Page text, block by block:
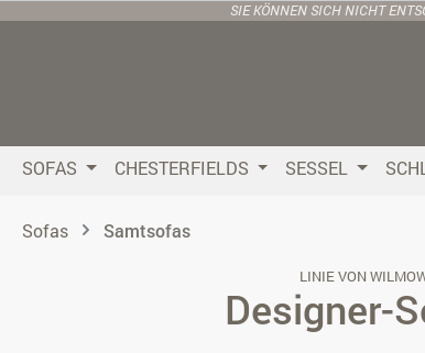
Hauptinhalt springen
Zur Suche springen
Zur Hauptnavigation springen
SIE KÖNNEN SICH NICHT
SOFAS CHESTERFIELDS SESSEL
Sofas Samtsofas
LINIE VON
Designer-